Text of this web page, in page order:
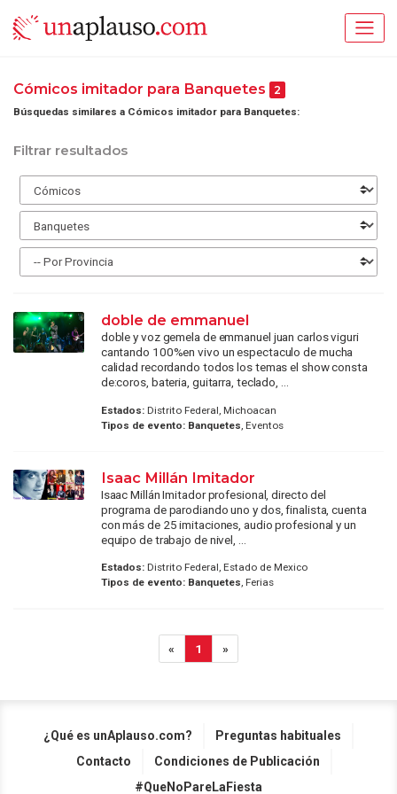
Cómicos imitador para Banquetes 2
Búsquedas similares a Cómicos imitador para Banquetes:
Filtrar resultados
doble de emmanuel
doble y voz gemela de emmanuel juan carlos viguri
cantando 100%en vivo un espectaculo de mucha
calidad recordando todos los temas el show consta
de:coros, bateria, guitarra, teclado, ...
Estados:Distrito Federal, Michoacan
Tipos de evento: Banquetes, Eventos
Isaac Millán Imitador
Isaac Millán Imitador profesional, directo del
programa de parodiando uno y dos, finalista, cuenta
con más de 25 imitaciones, audio profesional y un
equipo de trabajo de nivel, ...
Estados:Distrito Federal, Estado de Mexico
Tipos de evento: Banquetes, Ferias
« 1 »
¿Qué es unAplauso.com?
Preguntas habituales
Contacto
Condiciones de Publicación
#QueNoPareLaFiesta